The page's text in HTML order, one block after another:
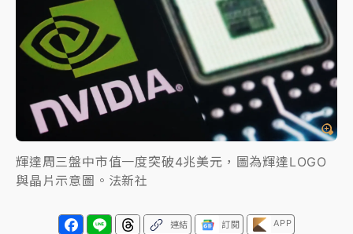
故宮《龍藏經》特展第2檔！今線上預約開賣一度塞車
周六起展出延長至晚上7時
台東農業處長涉圖利渡假村！東檢抗告成功 今重開羈
父親節泡湯了！中颱白海豚雨彈轟3天 「紅到發紫」降
雨熱區曝
輝達周三盤中市值一度突破4兆美元，圖為輝達LOGO
與晶片示意圖。法新社
連結 訂閱 APP